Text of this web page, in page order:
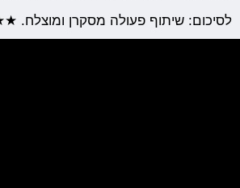
לסיכום: שיתוף פעולה מסקרן